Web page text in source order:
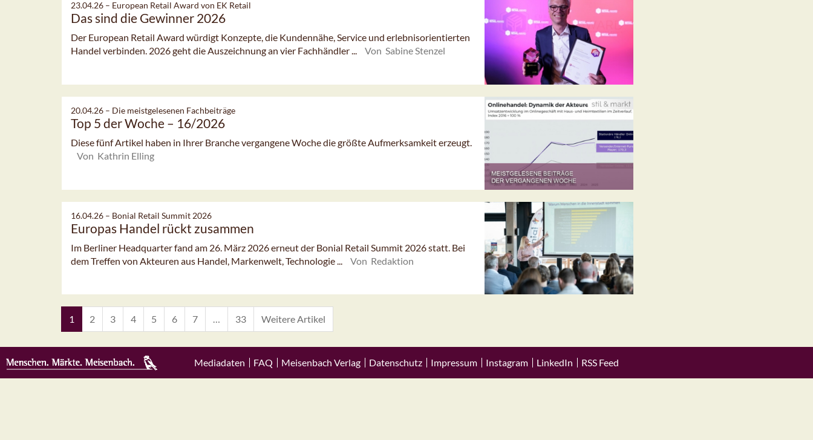
23.04.26 – European Retail Award von EK Retail
Das sind die Gewinner 2026
Der European Retail Award würdigt Konzepte, die Kundennähe, Service und erlebnisorientierten
Handel verbinden. 2026 geht die Auszeichnung an vier Fachhändler ...
Von Sabine Stenzel
20.04.26 – Die meistgelesenen Fachbeiträge
Top 5 der Woche – 16/2026
Diese fünf Artikel haben in Ihrer Branche vergangene Woche die größte Aufmerksamkeit erzeugt.
Von Kathrin Elling
16.04.26 – Bonial Retail Summit 2026
Europas Handel rückt zusammen
Im Berliner Headquarter fand am 26. März 2026 erneut der Bonial Retail Summit 2026 statt. Bei
dem Treffen von Akteuren aus Handel, Markenwelt, Technologie ...
Von Redaktion
1 2 3 4 5 6 7 … 33 Weitere Artikel
Mediadaten FAQ Meisenbach Verlag Datenschutz Impressum Instagram LinkedIn RSS Feed